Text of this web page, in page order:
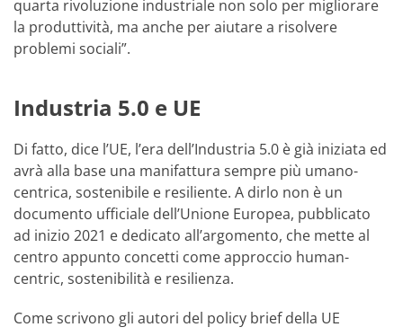
quarta rivoluzione industriale non solo per migliorare
la produttività, ma anche per aiutare a risolvere
problemi sociali”.
Industria 5.0 e UE
Di fatto, dice l’UE, l’era dell’Industria 5.0 è già iniziata ed
avrà alla base una manifattura sempre più umano-
centrica, sostenibile e resiliente. A dirlo non è un
documento ufficiale dell’Unione Europea, pubblicato
ad inizio 2021 e dedicato all’argomento, che mette al
centro appunto concetti come approccio human-
centric, sostenibilità e resilienza.
Come scrivono gli autori del policy brief della UE